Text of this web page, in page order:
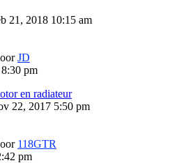
21, 2018 10:15 am
JD
pm
en radiateur
22, 2017 5:50 pm
118GTR
pm